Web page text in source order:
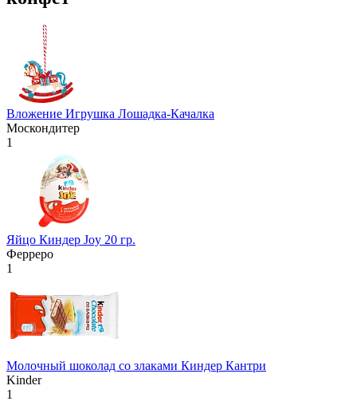
Вложение Игрушка Лошадка-Качалка
Москондитер
1
Яйцо Киндер Joy 20 гр.
Ферреро
1
Молочный шоколад со злаками Киндер Кантри
Kinder
1